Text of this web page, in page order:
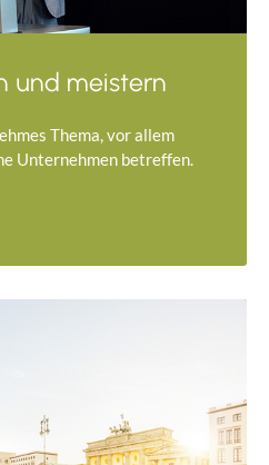
und meistern
Thema, vor allem
Unternehmen betreffen.